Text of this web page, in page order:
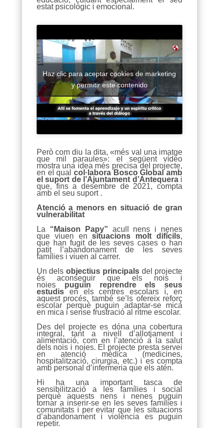
estat psicològic i emocional.
Haz clic para aceptar cookies de marketing
y permitir este contenido
Però com diu la dita, «més val una imatge
que mil paraules»: el següent vídeo
mostra una idea més precisa del projecte,
en el qual col·labora Bosco Global amb
el suport de l’Ajuntament d’Antequerai
que, fins a desembre de 2021, compta
amb el seu suport .
Atenció a menors en situació de gran
vulnerabilitat
La “Maison Papy” acull nens i nenes
que viuen ensituacions molt difícils,
que han fugit de les seves cases o han
patit l’abandonament de les seves
famílies i viuen al carrer.
Un delsobjectius principalsdel projecte
és aconseguir que els nois i
noies puguin reprendre els seus
estudisen els centres escolars i, en
aquest procés, també se’ls ofereix reforç
escolar perquè puguin adaptar-se mica
en mica i sense frustració al ritme escolar.
Des del projecte es dóna una cobertura
integral, tant a nivell d’allotjament i
alimentació, com en l’atenció a la salut
dels nois i noies. El projecte presta servei
en atenció mèdica (medicines,
hospitalització, cirurgia, etc.) i es compta
amb personal d’infermeria que els atén.
Hi ha una important tasca de
sensibilització a les famílies i social
perquè aquests nens i nenes puguin
tornar a inserir-se en les seves famílies i
comunitats i per evitar que les situacions
d’abandonament i violència es puguin
repetir.